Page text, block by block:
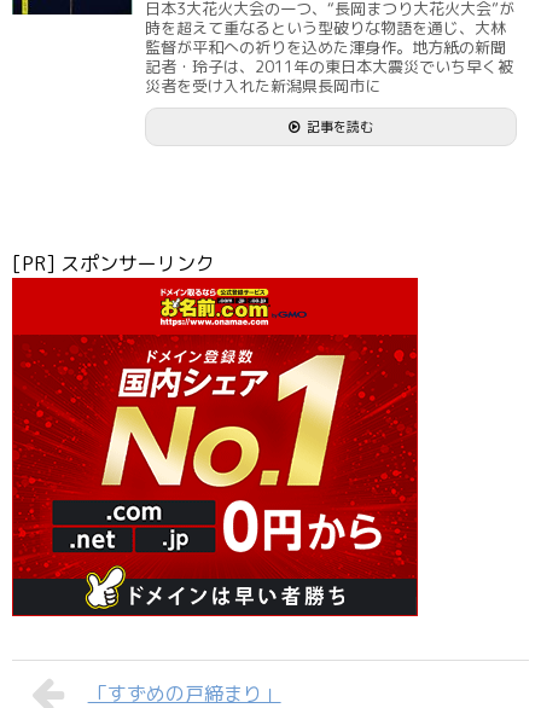
日本3大花火大会の一つ、“長岡まつり大花火大会”が
時を超えて重なるという型破りな物語を通じ、大林
監督が平和への祈りを込めた渾身作。地方紙の新聞
記者・玲子は、2011年の東日本大震災でいち早く被
災者を受け入れた新潟県長岡市に
記事を読む
[PR] スポンサーリンク
「すずめの戸締まり」